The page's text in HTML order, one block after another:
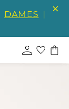
DAMES |